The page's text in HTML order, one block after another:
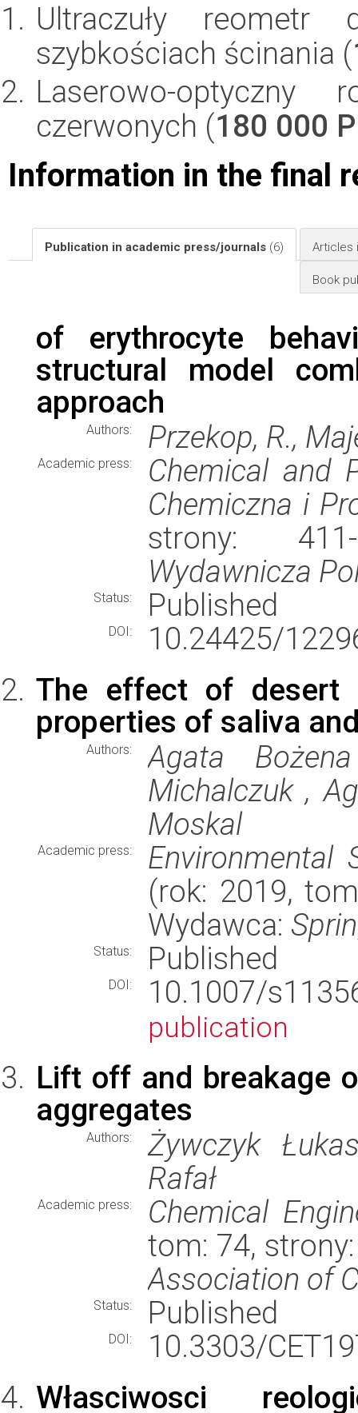
Ultraczuły
szybkościach ścinania (
Laserowo-optyczny
czerwonych (180 000
Information in the final
Publication in academic press/journals (6) Articles
Book
of erythrocyte
structural model
approach
Authors: Przekop, R.,
Academic press:
Chemical and
Chemiczna i
strony:
Wydawnicza
Status: Published
DOI:
10.24425/
The effect of desert
properties of saliva
Authors:
Agata
Michalczuk ,
Moskal
Academic press:
Environmental
(rok: 2019,
Wydawca:
Status: Published
DOI: 10.1007/
publication
Lift off and breakage
aggregates
Authors:
Żywczyk
Rafał
Academic press:
Chemical
tom: 74,
Association of
Status: Published
DOI:
10.3303/
Własciwosci